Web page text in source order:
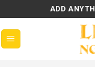
to
content
ADD